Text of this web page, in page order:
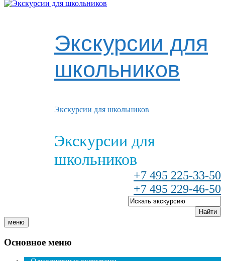
Экскурсии для
школьников
Экскурсии для школьников
Экскурсии для
школьников
+7 495 225-33-50
+7 495 229-46-50
Найти
меню
Основное меню